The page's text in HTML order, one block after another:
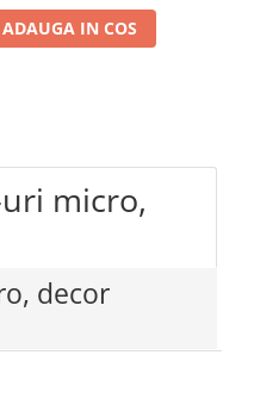
ADAUGA IN COS
micro,
decor